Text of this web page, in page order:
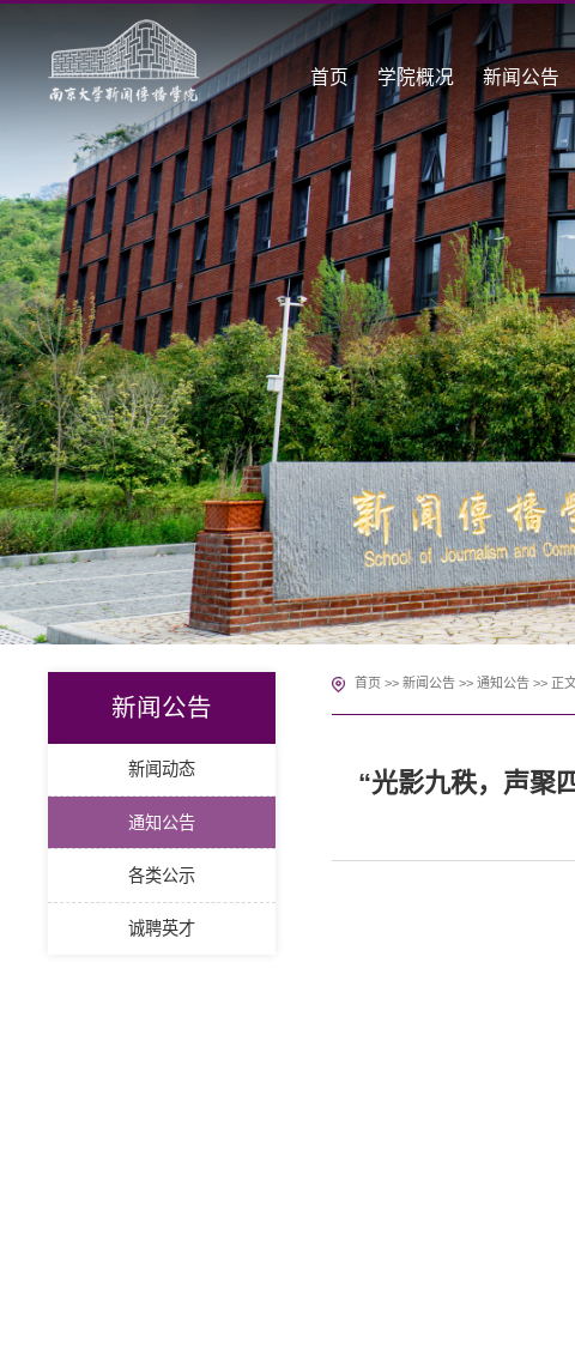
首页 学院概况 新闻公告
新闻公告
新闻动态
通知公告
各类公示
诚聘英才
首页 >> 新闻公告 >> 通知公告 >> 正
“光影九秩，声聚